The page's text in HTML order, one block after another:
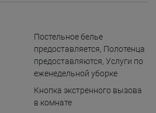
Постельное белье
предоставляется, Полотенца
предоставляются, Услуги по
еженедельной уборке
Кнопка экстренного вызова
в комнате